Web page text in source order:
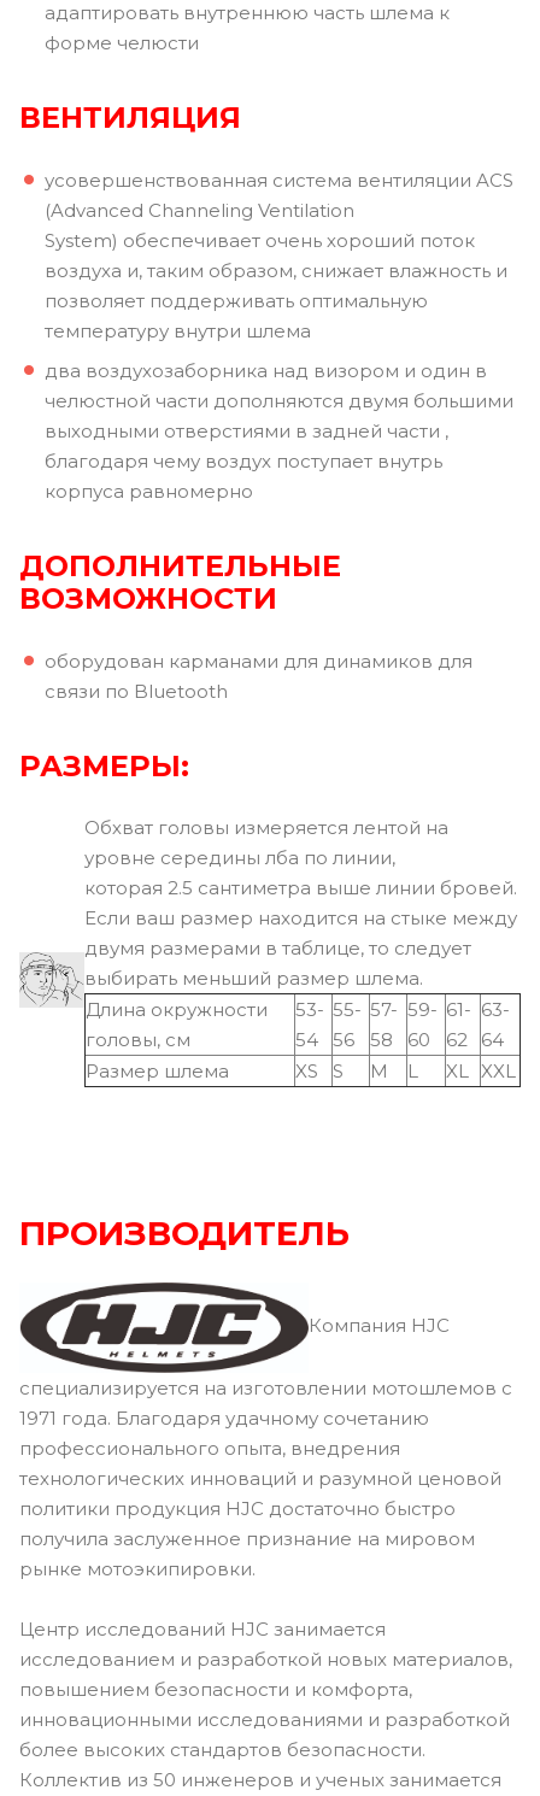
адаптировать внутреннюю часть шлема к
форме челюсти
ВЕНТИЛЯЦИЯ
усовершенствованная система вентиляции ACS
(Advanced Channeling Ventilation
System) обеспечивает очень хороший поток
воздуха и, таким образом, снижает влажность и
позволяет поддерживать оптимальную
температуру внутри шлема
два воздухозаборника над визором и один в
челюстной части дополняются двумя большими
выходными отверстиями в задней части ,
благодаря чему воздух поступает внутрь
корпуса равномерно
ДОПОЛНИТЕЛЬНЫЕ
ВОЗМОЖНОСТИ
оборудован карманами для динамиков для
связи по Bluetooth
РАЗМЕРЫ:
Обхват головы измеряется лентой на
уровне середины лба по линии,
которая 2.5 сантиметра выше линии бровей.
Если ваш размер находится на стыке между
двумя размерами в таблице, то следует
выбирать меньший размер шлема.
Длина окружности
головы, см
53-
54
55-
56
57-
58
59-
60
61-
62
63-
64
Размер шлема
XS S M L XL XXL
ПРОИЗВОДИТЕЛЬ
Компания HJC
специализируется на изготовлении мотошлемов с
1971 года. Благодаря удачному сочетанию
профессионального опыта, внедрения
технологических инноваций и разумной ценовой
политики продукция HJC достаточно быстро
получила заслуженное признание на мировом
рынке мотоэкипировки.
Центр исследований HJC занимается
исследованием и разработкой новых материалов,
повышением безопасности и комфорта,
инновационными исследованиями и разработкой
более высоких стандартов безопасности.
Коллектив из 50 инженеров и ученых занимается